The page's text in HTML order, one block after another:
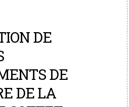
DE
DE
DE LA